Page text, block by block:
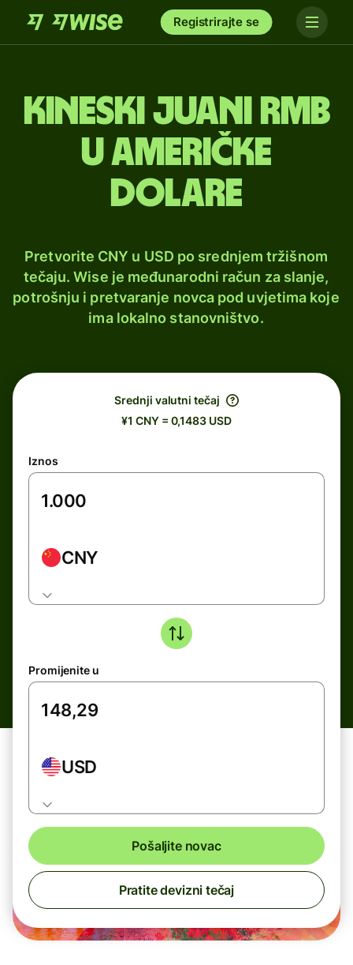
Registrirajte se
Kineski juani rmb
u američke
dolare
Pretvorite CNY u USD po srednjem tržišnom
tečaju. Wise je međunarodni račun za slanje,
potrošnju i pretvaranje novca pod uvjetima koje
ima lokalno stanovništvo.
Srednji valutni tečaj
¥1 CNY = 0,1483 USD
Iznos
CNY
Promijenite u
USD
Pošaljite novac
Pratite devizni tečaj